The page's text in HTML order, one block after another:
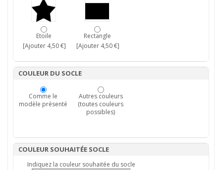
Etoile
[Ajouter 4,50 €]
Rectangle
[Ajouter 4,50 €]
COULEUR DU SOCLE
Comme le
modèle présenté
Autres couleurs
(toutes couleurs
possibles)
COULEUR SOUHAITÉE SOCLE
Indiquez la couleur souhaitée du socle